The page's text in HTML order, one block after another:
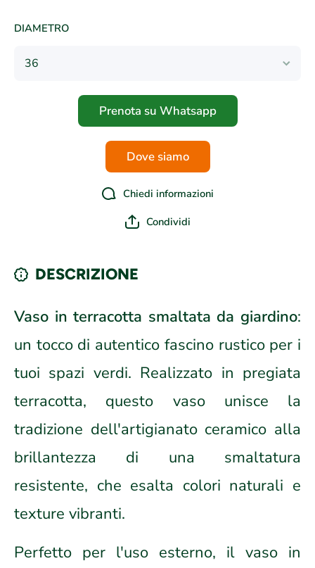
DIAMETRO
Prenota su Whatsapp
Dove siamo
Chiedi informazioni
Condividi
DESCRIZIONE
Vaso in terracotta smaltata da giardino:
un tocco di autentico fascino rustico per i
tuoi spazi verdi. Realizzato in pregiata
terracotta, questo vaso unisce la
tradizione dell'artigianato ceramico alla
brillantezza di una smaltatura
resistente, che esalta colori naturali e
texture vibranti.
Perfetto per l'uso esterno, il vaso in